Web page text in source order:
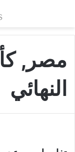
مصر,
النهائي